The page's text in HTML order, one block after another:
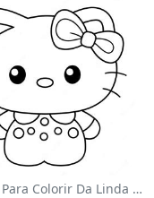
Página Para Colorir Da Linda Hello Kitty Com Laço